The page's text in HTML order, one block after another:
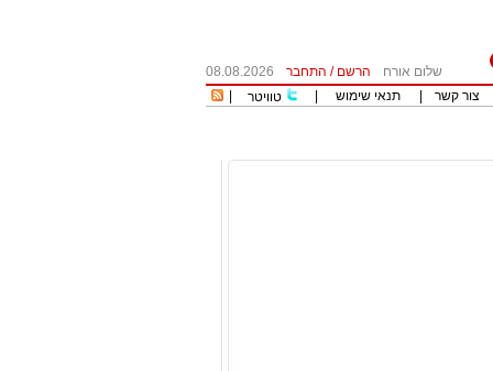
שלום אורח הרשם / התחבר
08.08.2026
צור קשר תנאי שימוש טוויטר